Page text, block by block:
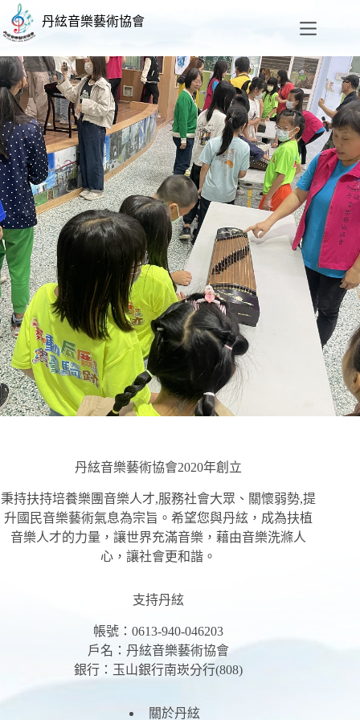
丹絃音樂藝術協會
丹絃音樂藝術協會2020年創立
秉持扶持培養樂團音樂人才,服務社會大眾、關懷弱勢,提
升國民音樂藝術氣息為宗旨。希望您與丹絃，成為扶植
音樂人才的力量，讓世界充滿音樂，藉由音樂洗滌人
心，讓社會更和諧。
支持丹絃
帳號：0613-940-046203
戶名：丹絃音樂藝術協會
銀行：玉山銀行南崁分行(808)
關於丹絃